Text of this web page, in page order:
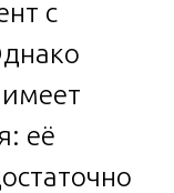
с
имеет
её